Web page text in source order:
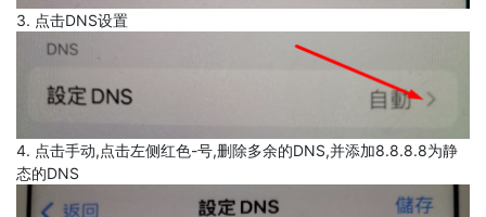
3. 点击DNS设置
4. 点击手动,点击左侧红色-号,删除多余的DNS,并添加8.8.8.8为静
态的DNS